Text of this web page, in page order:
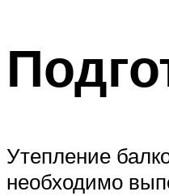
Утепление
необходимо